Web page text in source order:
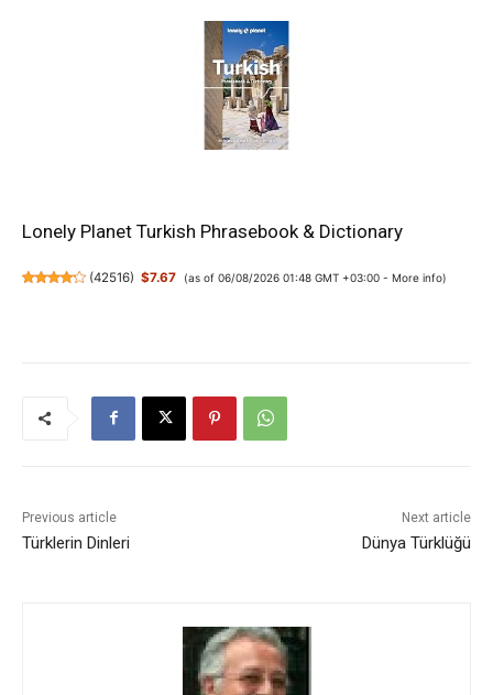
Lonely Planet Turkish Phrasebook & Dictionary
(42516) $7.67 (as of 06/08/2026 01:48 GMT +03:00 - More info)
Previous article
Türklerin Dinleri
Next article
Dünya Türklüğü